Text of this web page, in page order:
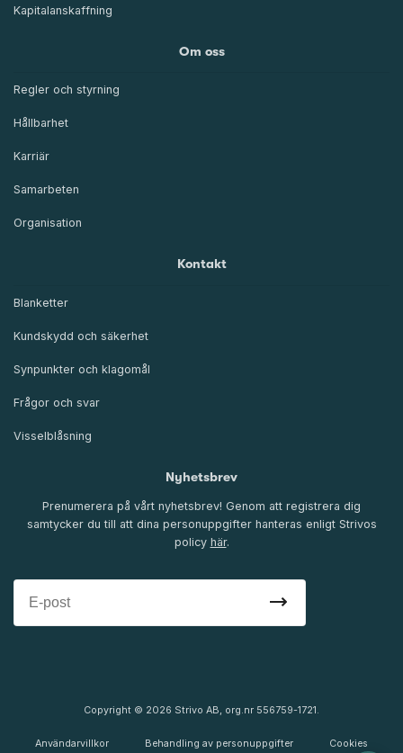
Kapitalanskaffning
Om oss
Regler och styrning
Hållbarhet
Karriär
Samarbeten
Organisation
Kontakt
Blanketter
Kundskydd och säkerhet
Synpunkter och klagomål
Frågor och svar
Visselblåsning
Nyhetsbrev
Prenumerera på vårt nyhetsbrev! Genom att registrera dig
samtycker du till att dina personuppgifter hanteras enligt Strivos
policy här.
Copyright © 2026 Strivo AB, org.nr 556759-1721.
Användarvillkor Behandling av personuppgifter Cookies